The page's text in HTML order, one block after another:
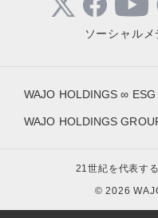
ソーシャル
WAJO HOLDINGS ∞ ESG
WAJO HOLDINGS
21世紀を代表す
© 2026